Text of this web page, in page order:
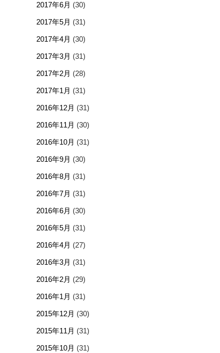
2017年6月 (30)
2017年5月 (31)
2017年4月 (30)
2017年3月 (31)
2017年2月 (28)
2017年1月 (31)
2016年12月 (31)
2016年11月 (30)
2016年10月 (31)
2016年9月 (30)
2016年8月 (31)
2016年7月 (31)
2016年6月 (30)
2016年5月 (31)
2016年4月 (27)
2016年3月 (31)
2016年2月 (29)
2016年1月 (31)
2015年12月 (30)
2015年11月 (31)
2015年10月 (31)